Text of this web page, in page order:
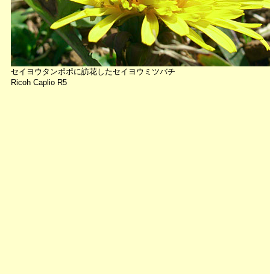
セイヨウタンポポに訪花したセイヨウミツバチ
Ricoh Caplio R5